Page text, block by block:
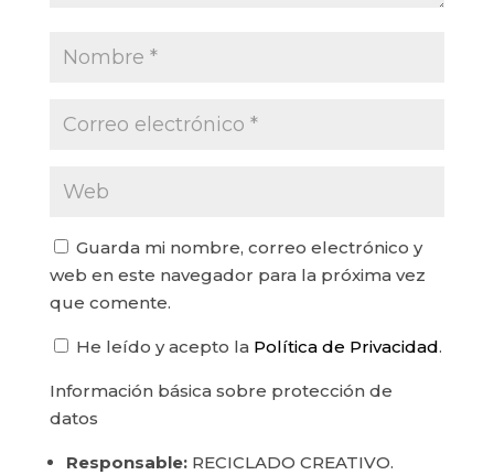
Guarda mi nombre, correo electrónico y
web en este navegador para la próxima vez
que comente.
He leído y acepto la Política de Privacidad.
Información básica sobre protección de
datos
Responsable:RECICLADO CREATIVO.